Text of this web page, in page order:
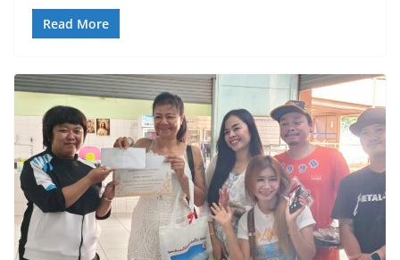
Read More